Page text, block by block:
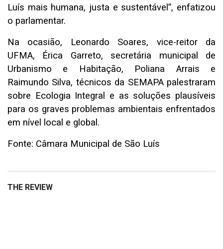
Luís mais humana, justa e sustentável”, enfatizou
o parlamentar.
Na ocasião, Leonardo Soares, vice-reitor da
UFMA, Érica Garreto, secretária municipal de
Urbanismo e Habitação, Poliana Arrais e
Raimundo Silva, técnicos da SEMAPA palestraram
sobre Ecologia Integral e as soluções plausíveis
para os graves problemas ambientais enfrentados
em nível local e global.
Fonte: Câmara Municipal de São Luís
THE REVIEW